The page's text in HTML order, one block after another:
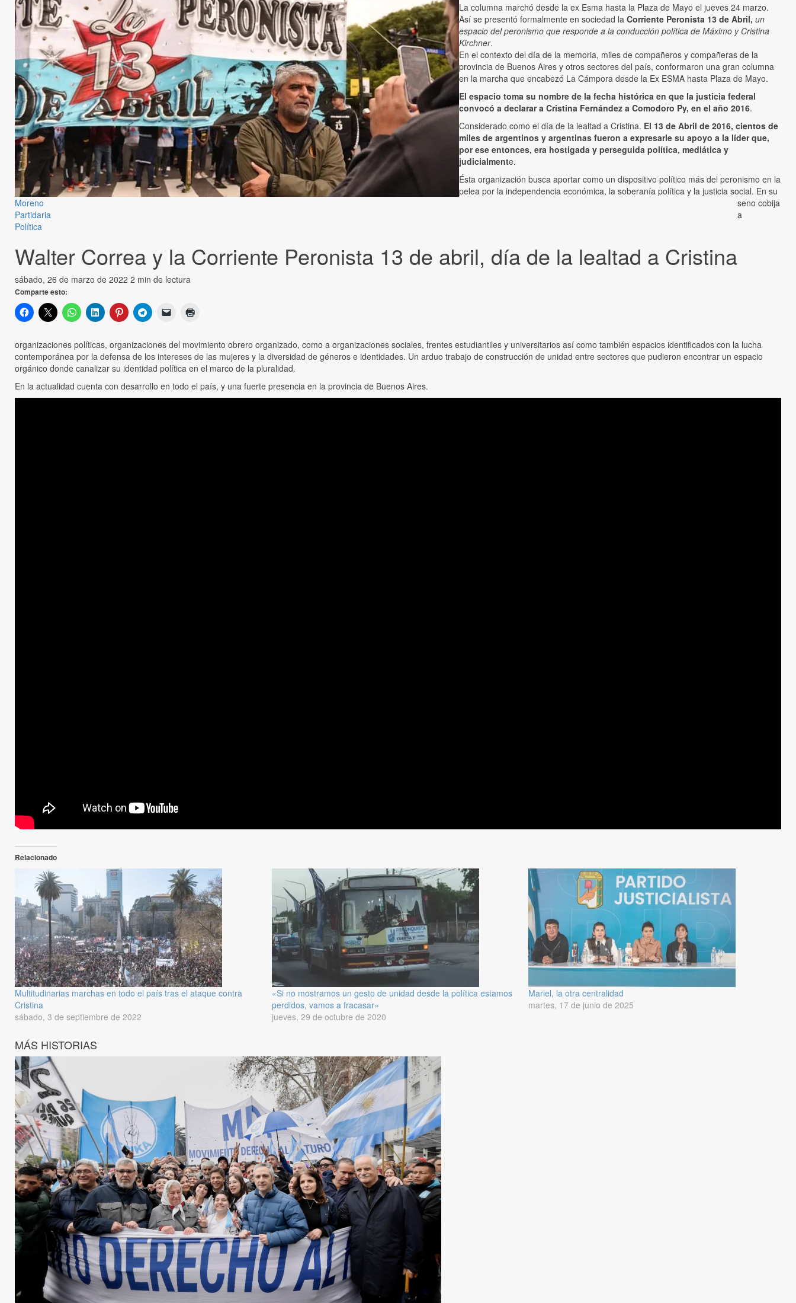
Moreno
Partidaria
Política
Walter Correa y la Corriente Peronista 13 de abril, día de la lealtad a Cristina
sábado, 26 de marzo de 2022 2 min de lectura
Comparte esto:
La columna marchó desde la ex Esma hasta la Plaza de Mayo el jueves 24 marzo.
Así se presentó formalmente en sociedad la Corriente Peronista 13 de Abril, un
espacio del peronismo que responde a la conducción política de Máximo y Cristina
Kirchner.
En el contexto del día de la memoria, miles de compañeros y compañeras de la
provincia de Buenos Aires y otros sectores del país, conformaron una gran columna
en la marcha que encabezó La Cámpora desde la Ex ESMA hasta Plaza de Mayo.
El espacio toma su nombre de la fecha histórica en que la justicia federal
convocó a declarar a Cristina Fernández a Comodoro Py, en el año 2016.
Considerado como el día de la lealtad a Cristina. El 13 de Abril de 2016, cientos de
miles de argentinos y argentinas fueron a expresarle su apoyo a la líder que,
por ese entonces, era hostigada y perseguida política, mediática y
judicialmente.
Ésta organización busca aportar como un dispositivo político más del peronismo en la
pelea por la independencia económica, la soberanía política y la justicia social. En su
seno cobija
a
organizaciones políticas, organizaciones del movimiento obrero organizado, como a organizaciones sociales, frentes estudiantiles y universitarios así como también espacios identificados con la lucha
contemporánea por la defensa de los intereses de las mujeres y la diversidad de géneros e identidades. Un arduo trabajo de construcción de unidad entre sectores que pudieron encontrar un espacio
orgánico donde canalizar su identidad política en el marco de la pluralidad.
En la actualidad cuenta con desarrollo en todo el país, y una fuerte presencia en la provincia de Buenos Aires.
Relacionado
Multitudinarias marchas en todo el país tras el ataque contra
Cristina
sábado, 3 de septiembre de 2022
«Si no mostramos un gesto de unidad desde la política estamos
perdidos, vamos a fracasar»
jueves, 29 de octubre de 2020
Mariel, la otra centralidad
martes, 17 de junio de 2025
MÁS HISTORIAS